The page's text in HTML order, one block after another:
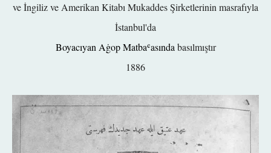
ve İngiliz ve Amerikan Kitabı Mukaddes Şirketlerinin masrafıyla
İstanbul'da
Boyacıyan Aġop Matbaʿasındabasılmıştır
1886